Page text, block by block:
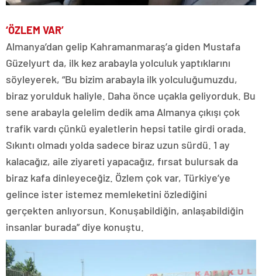
‘ÖZLEM VAR’
Almanya’dan gelip Kahramanmaraş’a giden Mustafa
Güzelyurt da, ilk kez arabayla yolculuk yaptıklarını
söyleyerek, “Bu bizim arabayla ilk yolculuğumuzdu,
biraz yorulduk haliyle. Daha önce uçakla geliyorduk. Bu
sene arabayla gelelim dedik ama Almanya çıkışı çok
trafik vardı çünkü eyaletlerin hepsi tatile girdi orada.
Sıkıntı olmadı yolda sadece biraz uzun sürdü. 1 ay
kalacağız, aile ziyareti yapacağız, fırsat bulursak da
biraz kafa dinleyeceğiz. Özlem çok var, Türkiye’ye
gelince ister istemez memleketini özlediğini
gerçekten anlıyorsun. Konuşabildiğin, anlaşabildiğin
insanlar burada” diye konuştu.